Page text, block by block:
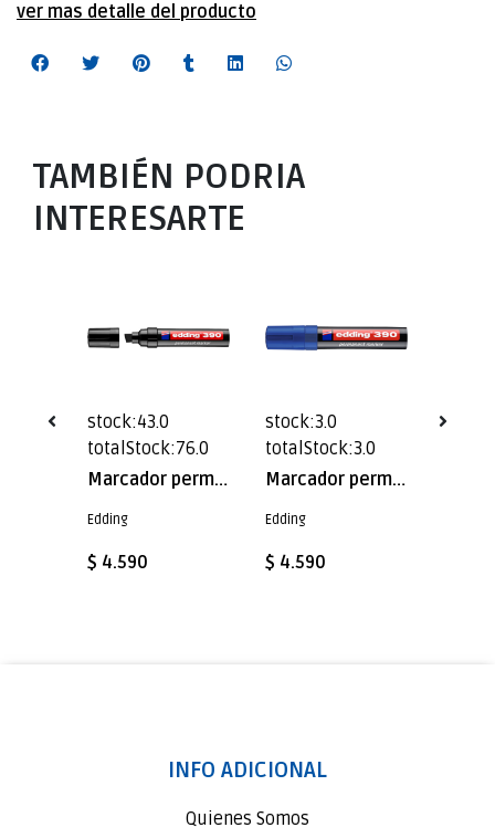
ver mas detalle del producto
TAMBIÉN PODRIA
INTERESARTE
stock:43.0
totalStock:76.0
Marcador permanente Jumbo edding 390 NEGRO
Edding
$ 4.590
stock:3.0
totalStock:3.0
Marcador permanente Jumbo edding 390 AZUL
Edding
$ 4.590
INFO ADICIONAL
Quienes Somos